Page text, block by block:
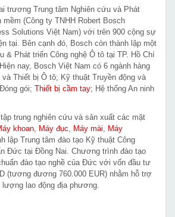
trương Trung tâm Nghiên cứu và Phát
mềm (Công ty TNHH Robert Bosch
Solutions Việt Nam) với trên 900 cộng sự
tại. Bên cạnh đó, Bosch còn thành lập một
& Phát triển Công nghệ Ô tô tại TP. Hồ Chí
nay, Bosch Việt Nam có 6 ngành hàng
và Thiết bị Ô tô; Kỹ thuật Truyền động và
gói; Thiết bị cầm tay; Hệ thống An ninh
trung nghiên cứu và sản xuất các mặt
khoan, Máy đục, Máy mài, Máy
lập Trung tâm đào tạo Kỹ thuật Công
Đức tại Đồng Nai. Chương trình đào tạo
đào tạo nghề của Đức với vốn đầu tư
(tương đương 760.000 EUR) nhằm hỗ trợ
lao động địa phương.